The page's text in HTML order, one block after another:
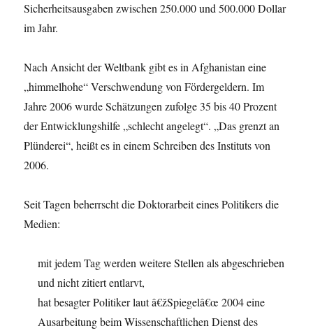
Sicherheitsausgaben zwischen 250.000 und 500.000 Dollar
im Jahr.
Nach Ansicht der Weltbank gibt es in Afghanistan eine
„himmelhohe“ Verschwendung von Fördergeldern. Im
Jahre 2006 wurde Schätzungen zufolge 35 bis 40 Prozent
der Entwicklungshilfe „schlecht angelegt“. „Das grenzt an
Plünderei“, heißt es in einem Schreiben des Instituts von
2006.
Seit Tagen beherrscht die Doktorarbeit eines Politikers die
Medien:
mit jedem Tag werden weitere Stellen als abgeschrieben
und nicht zitiert entlarvt,
hat besagter Politiker laut â€žSpiegelâ€œ 2004 eine
Ausarbeitung beim Wissenschaftlichen Dienst des